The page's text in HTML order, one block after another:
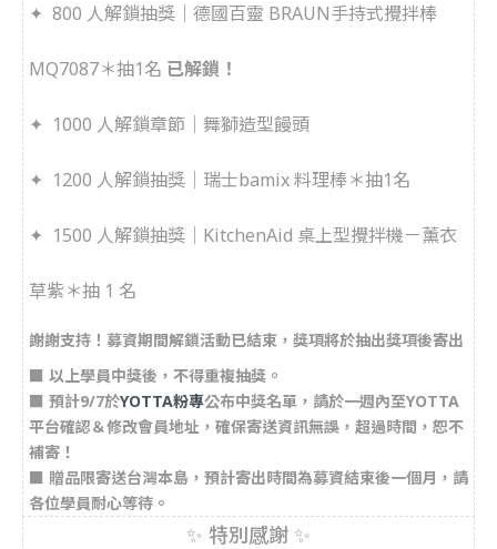
✦ 800 人解鎖抽獎｜德國百靈 BRAUN手持式攪拌棒
MQ7087＊抽1名 已解鎖！
✦ 1000 人解鎖章節｜舞獅造型饅頭
✦ 1200 人解鎖抽獎｜瑞士bamix 料理棒＊抽1名
✦ 1500 人解鎖抽獎｜KitchenAid 桌上型攪拌機－薰衣
草紫＊抽 1 名
謝謝支持！募資期間解鎖活動已結束，獎項將於抽出獎項後寄出
■ 以上學員中獎後，不得重複抽獎。
■ 預計9/7於YOTTA粉專公布中獎名單，請於一週內至YOTTA
平台確認＆修改會員地址，確保寄送資訊無誤，超過時間，恕不
補寄！
■ 贈品限寄送台灣本島 ，預計寄出時間為募資結束後一個月，請
各位學員耐心等待。
✨ 特別感謝 ✨